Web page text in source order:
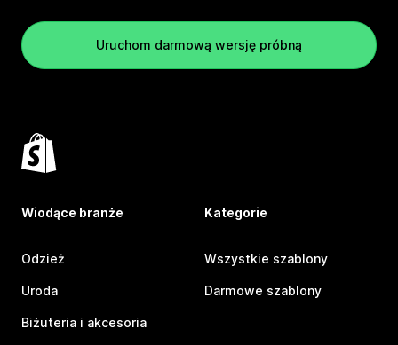
Uruchom darmową wersję próbną
Wiodące branże
Odzież
Uroda
Biżuteria i akcesoria
Kategorie
Wszystkie szablony
Darmowe szablony